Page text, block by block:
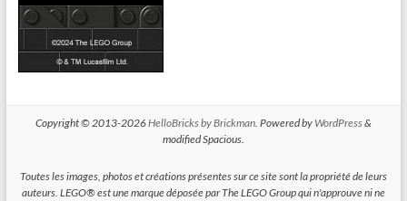
Copyright © 2013-2026HelloBricks by Brickman. Powered by WordPress&
modified Spacious.
Toutes les images, photos et créations présentes sur ce site sont la propriété de leurs
auteurs. LEGO® est une marque déposée par The LEGO Group qui n'approuve ni ne